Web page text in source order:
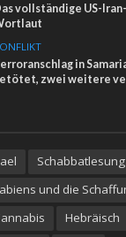
vollständige US-
in
zwei weitere
Schabbatlesung
und die
Hebräisch